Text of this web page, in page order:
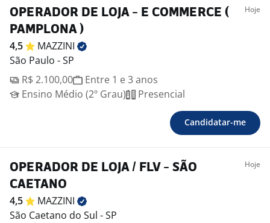
OPERADOR DE LOJA - E COMMERCE (
PAMPLONA )
Hoje
4,5
MAZZINI
São Paulo - SP
R$ 2.100,00
Entre 1 e 3 anos
Ensino Médio (2º Grau)
Presencial
Candidatar-me
OPERADOR DE LOJA / FLV - SÃO
CAETANO
Hoje
4,5
MAZZINI
São Caetano do Sul - SP